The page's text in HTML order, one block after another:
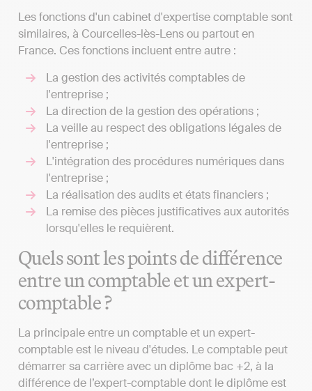
Les fonctions d'un cabinet d'expertise comptable sont
similaires, à Courcelles-lès-Lens ou partout en
France. Ces fonctions incluent entre autre :
La gestion des activités comptables de
l'entreprise ;
La direction de la gestion des opérations ;
La veille au respect des obligations légales de
l'entreprise ;
L'intégration des procédures numériques dans
l'entreprise ;
La réalisation des audits et états financiers ;
La remise des pièces justificatives aux autorités
lorsqu'elles le requièrent.
Quels sont les points de différence
entre un comptable et un expert-
comptable ?
La principale entre un comptable et un expert-
comptable est le niveau d'études. Le comptable peut
démarrer sa carrière avec un diplôme bac +2, à la
différence de l’expert-comptable dont le diplôme est